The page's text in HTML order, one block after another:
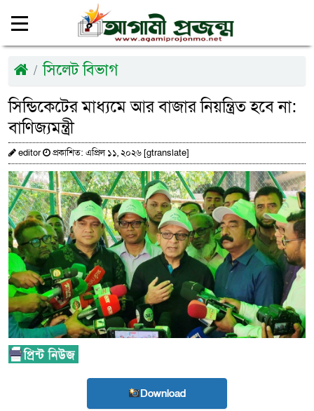
সিলেট বিভাগ
সিন্ডিকেটের মাধ্যমে আর বাজার নিয়ন্ত্রিত হবে না:
বাণিজ্যমন্ত্রী
editor প্রকাশিত: এপ্রিল ১১, ২০২৬ [gtranslate]
Download